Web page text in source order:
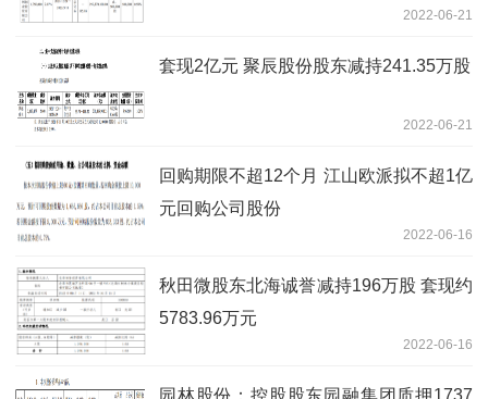
2022-06-21
套现2亿元 聚辰股份股东减持241.35万股
2022-06-21
回购期限不超12个月 江山欧派拟不超1亿
元回购公司股份
2022-06-16
秋田微股东北海诚誉减持196万股 套现约
5783.96万元
2022-06-16
园林股份：控股股东园融集团质押1737